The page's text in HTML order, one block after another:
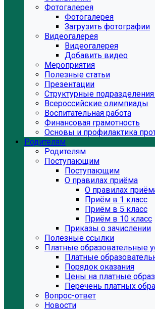
Фотогалерея
Фотогалерея
Загрузить фотографии
Видеогалерея
Видеогалерея
Добавить видео
Мероприятия
Полезные статьи
Презентации
Структурные
Всероссийские олимпиады
Воспитательная работа
Финансовая грамотность
Основы и профилактика
Родителям
Родителям
Поступающим
Поступающим
О правилах приёма
О правилах
Приём в 1 класс
Приём в 5 класс
Приём в 10 класс
Приказы о зачислении
Полезные ссылки
Платные образовательные
Платные
Порядок оказания
Цены на платные
Перечень платных
Вопрос-ответ
Новости